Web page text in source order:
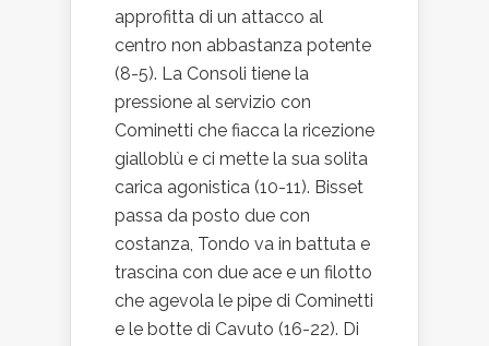
approfitta di un attacco al
centro non abbastanza potente
(8-5). La Consoli tiene la
pressione al servizio con
Cominetti che fiacca la ricezione
gialloblù e ci mette la sua solita
carica agonistica (10-11). Bisset
passa da posto due con
costanza, Tondo va in battuta e
trascina con due ace e un filotto
che agevola le pipe di Cominetti
e le botte di Cavuto (16-22). Di